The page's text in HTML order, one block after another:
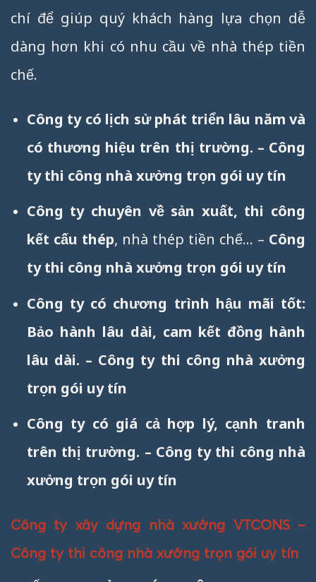
chí để giúp quý khách hàng lựa chọn dễ
dàng hơn khi có nhu cầu về nhà thép tiền
chế.
Công ty có lịch sử phát triển lâu năm và
có thương hiệu trên thị trường. – Công
ty thi công nhà xưởng trọn gói uy tín
Công ty chuyên về sản xuất, thi công
kết cấu thép, nhà thép tiền chế… – Công
ty thi công nhà xưởng trọn gói uy tín
Công ty có chương trình hậu mãi tốt:
Bảo hành lâu dài, cam kết đồng hành
lâu dài. – Công ty thi công nhà xưởng
trọn gói uy tín
Công ty có giá cả hợp lý, cạnh tranh
trên thị trường. – Công ty thi công nhà
xưởng trọn gói uy tín
Công ty xây dựng nhà xưởng VTCONS –
Công ty thi công nhà xưởng trọn gói uy tín